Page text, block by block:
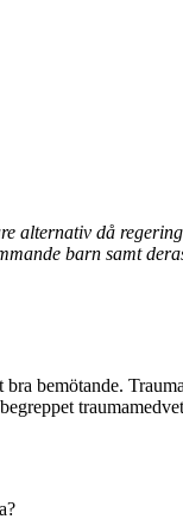
då
barn samt
bemötande.